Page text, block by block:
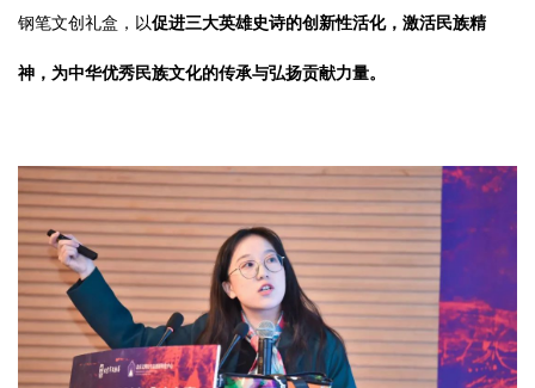
钢笔文创礼盒，以促进三大英雄史诗的创新性活化，激活民族精
神，为中华优秀民族文化的传承与弘扬贡献力量。